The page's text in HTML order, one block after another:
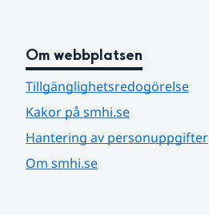
Om webbplatsen
Tillgänglighetsredogörelse
Kakor på smhi.se
Hantering av personuppgifter
Om smhi.se